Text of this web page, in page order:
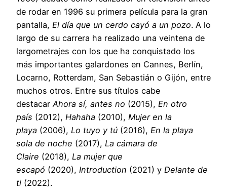
de rodar en 1996 su primera película para la gran
pantalla, El día que un cerdo cayó a un pozo. A lo
largo de su carrera ha realizado una veintena de
largometrajes con los que ha conquistado los
más importantes galardones en Cannes, Berlín,
Locarno, Rotterdam, San Sebastián o Gijón, entre
muchos otros. Entre sus títulos cabe
destacar Ahora sí, antes no (2015), En otro
país (2012), Hahaha (2010), Mujer en la
playa (2006), Lo tuyo y tú (2016), En la playa
sola de noche (2017), La cámara de
Claire (2018), La mujer que
escapó (2020), Introduction (2021) y Delante de
ti (2022).